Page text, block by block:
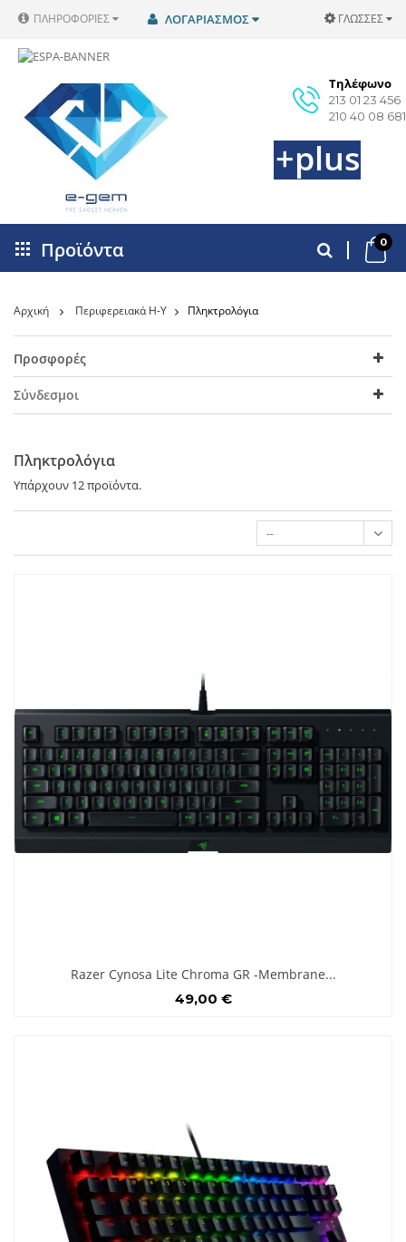
ΠΛΗΡΟΦΟΡΊΕΣ ΓΛΏΣΣΕΣ
ΛΟΓΑΡΙΑΣΜΌΣ
Τηλέφωνο
213 01 23 456
210 40 08 681
+plus
Προϊόντα 0
Αρχική Περιφερειακά Η-Υ Πληκτρολόγια
Προσφορές
Σύνδεσμοι
Πληκτρολόγια
Υπάρχουν 12 προϊόντα.
--
Razer Cynosa Lite Chroma GR -Membrane...
49,00 €